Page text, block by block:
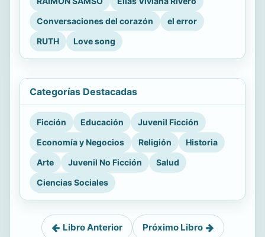
Conversaciones del corazón
el error
RUTH
Love song
Categorías Destacadas
Ficción Educación
Juvenil Ficción
Economía y Negocios
Religión
Historia
Arte
Juvenil No Ficción
Salud
Ciencias Sociales
Libro Anterior Próximo Libro